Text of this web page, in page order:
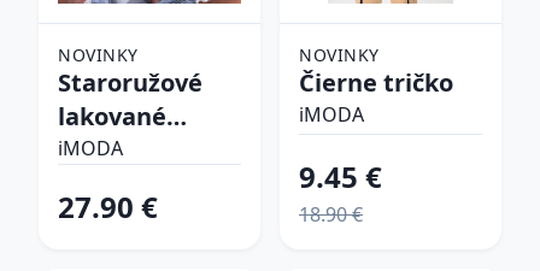
NOVINKY
Staroružové
lakované
lodičky
iMODA
27.90 €
NOVINKY
Čierne tričko
iMODA
9.45 €
18.90 €